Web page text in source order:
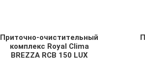
Приточно-очистительный
комплекс Royal Clima
BREZZA RCB 150 LUX